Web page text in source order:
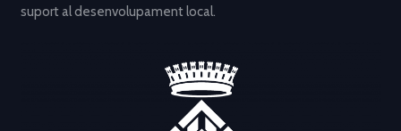
suport al desenvolupament local.